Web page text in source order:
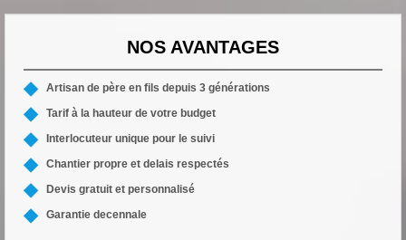
NOS AVANTAGES
Artisan de père en fils depuis 3 générations
Tarif à la hauteur de votre budget
Interlocuteur unique pour le suivi
Chantier propre et delais respectés
Devis gratuit et personnalisé
Garantie decennale